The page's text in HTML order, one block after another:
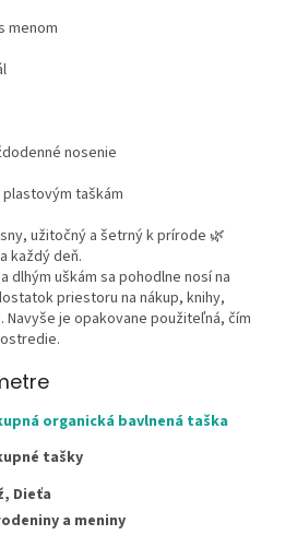
menom
nosenie
taškám
užitočný a šetrný k prírode 🌿
každý deň.
dlhým uškám sa pohodlne nosí na
priestoru na nákup, knihy,
je opakovane použiteľná, čím
organická bavlnená taška
tašky
Dieťa
a meniny